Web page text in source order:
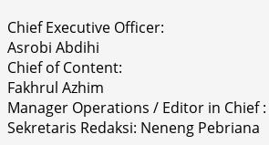
Chief Executive Officer:
Asrobi Abdihi
Chief of Content:
Fakhrul Azhim
Manager Operations / Editor in Chief
Sekretaris Redaksi: Neneng Pebriana